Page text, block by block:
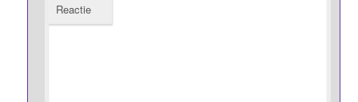
Reactie